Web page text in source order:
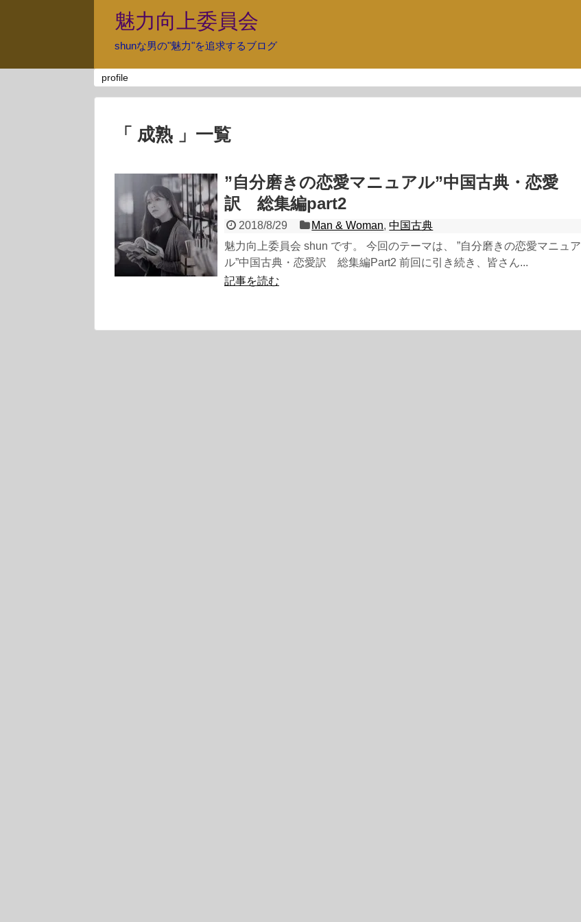
魅力向上委員会
shunな男の"魅力"を追求するブログ
profile
「 成熟 」一覧
”自分磨きの恋愛マニュアル”中国古典・恋愛
訳 総集編part2
2018/8/29 Man & Woman,中国古典
魅力向上委員会 shun です。 今回のテーマは、 ”自分磨きの恋愛マニュア
ル”中国古典・恋愛訳 総集編Part2 前回に引き続き、皆さん...
記事を読む